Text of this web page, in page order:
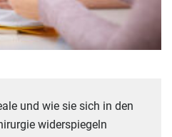
und wie sie sich in den
widerspiegeln